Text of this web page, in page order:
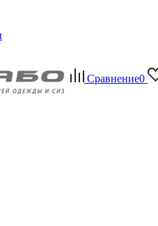
Сравнение0